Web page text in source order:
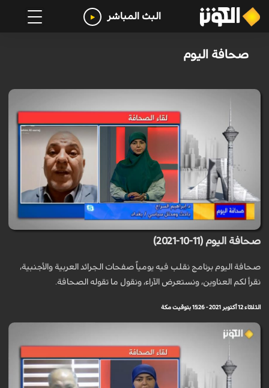
البث المباشر
صحافة اليوم
صحافة اليوم (11-10-2021)
صحافة اليوم برنامج نقلب فيه يومياً صفحات الجرائد العربية والأجنبية،
نقرأ لكم العناوين، ونستعرض الآراء، ونقول ما تقوله الصحافة.
الثلاثاء 12 أكتوبر 2021 - 15:26 بتوقيت مكة